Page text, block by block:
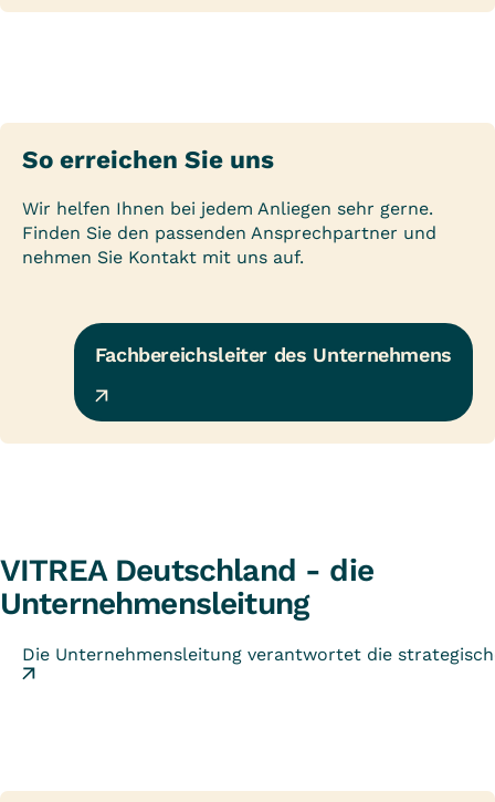
So erreichen Sie uns
Wir helfen Ihnen bei jedem Anliegen sehr gerne.
Finden Sie den passenden Ansprechpartner und
nehmen Sie Kontakt mit uns auf.
Fachbereichsleiter des Unternehmens
VITREA Deutschland - die
Unternehmensleitung
Die Unternehmensleitung verantwortet die